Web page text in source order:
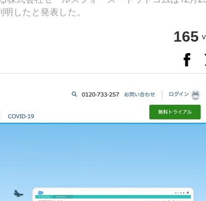
したと発表した。
165